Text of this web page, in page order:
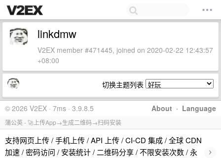
linkdmw
V2EX member #471445, joined on 2020-02-22 12:43:57
+08:00
切换主题列表
About · Language
© 2026 V2EX · 7ms · 3.9.8.5
蒲公英 - 🚀上传App→生成二维码→扫码安装
支持网页上传 / 手机上传 / API 上传 / CI-CD 集成 / 全球 CDN
加速 / 密码访问 / 安装统计 / 二维码分享 / 不限安装次数 / 永
›